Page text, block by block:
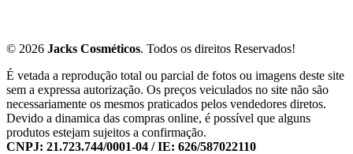
© 2026 Jacks Cosméticos. Todos os direitos Reservados!
É vetada a reprodução total ou parcial de fotos ou imagens deste site
sem a expressa autorização. Os preços veiculados no site não são
necessariamente os mesmos praticados pelos vendedores diretos.
Devido a dinamica das compras online, é possível que alguns
produtos estejam sujeitos a confirmação.
CNPJ: 21.723.744/0001-04 / IE: 626/587022110